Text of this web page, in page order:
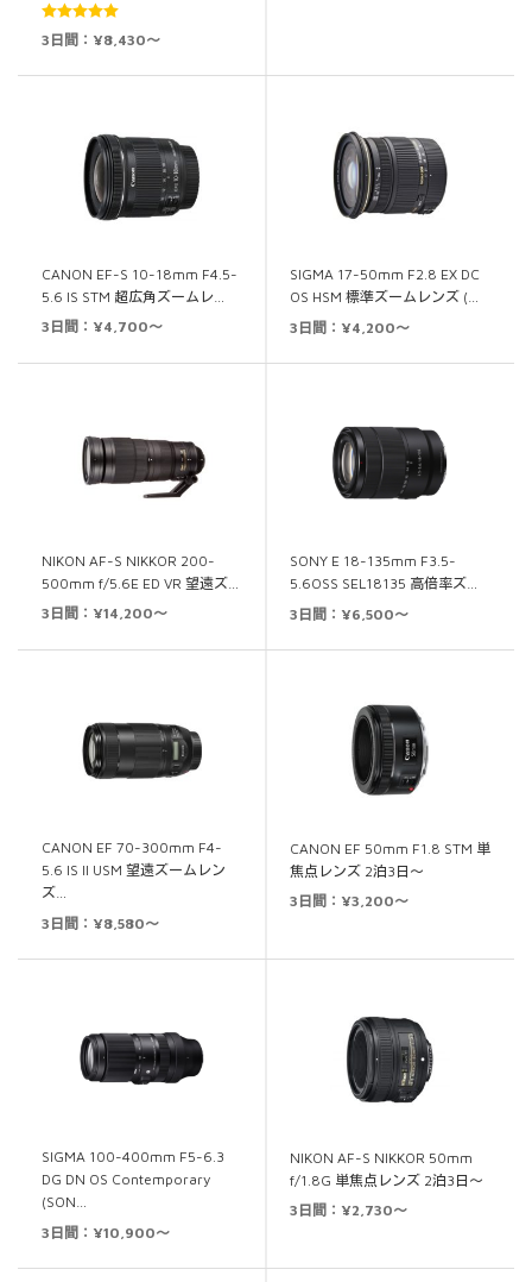
5段階中
3日間：¥8,430～
CANON EF-S 10-18mm F4.5-
5.6 IS STM 超広角ズームレ…
3日間：¥4,700～
SIGMA 17-50mm F2.8 EX DC
OS HSM 標準ズームレンズ (…
3日間：¥4,200～
NIKON AF-S NIKKOR 200-
500mm f/5.6E ED VR 望遠ズ…
3日間：¥14,200～
SONY E 18-135mm F3.5-
5.6OSS SEL18135 高倍率ズ…
3日間：¥6,500～
CANON EF 70-300mm F4-
5.6 IS II USM 望遠ズームレン
ズ…
3日間：¥8,580～
CANON EF 50mm F1.8 STM 単
焦点レンズ 2泊3日～
3日間：¥3,200～
SIGMA 100-400mm F5-6.3
DG DN OS Contemporary
(SON…
3日間：¥10,900～
NIKON AF-S NIKKOR 50mm
f/1.8G 単焦点レンズ 2泊3日～
3日間：¥2,730～